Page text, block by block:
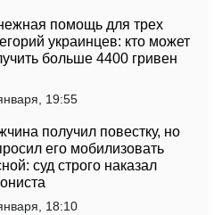
помощь для трех
украинцев: кто может
больше 4400 гривен
19:55
получил повестку, но
его мобилизовать
суд строго наказал
18:10